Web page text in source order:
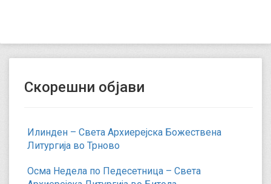
Скорешни објави
Илинден – Света Архиерејска Божествена
Литургија во Трново
Осма Недела по Педесетница – Света